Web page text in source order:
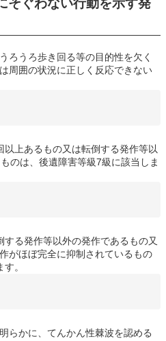
そぐわない行動を示す発
ろうろ歩き回る等の目的性を欠く
周囲の状況に正しく反応できない
上あるもの又は転倒する発作等以
のは、後遺障害等級7級に該当しま
る発作等以外の発作であるもの又
がほぼ完全に抑制されているもの
。
らかに、てんかん性棘波を認める